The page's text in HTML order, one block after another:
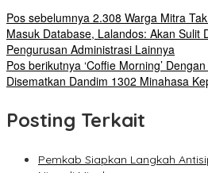
Pos sebelumnya 2.308 Warga Mitra
Masuk Database, Lalandos: Akan Sulit
Pengurusan Administrasi Lainnya
Pos berikutnya ‘Coffie Morning’
Disematkan Dandim 1302 Minahasa
Posting Terkait
Pemkab Siapkan Langkah